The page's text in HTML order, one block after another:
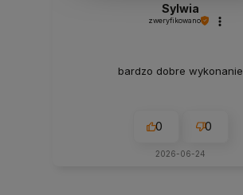
Sylwia
zweryfikowano
bardzo dobre wykonanie
0 0
2026-06-24